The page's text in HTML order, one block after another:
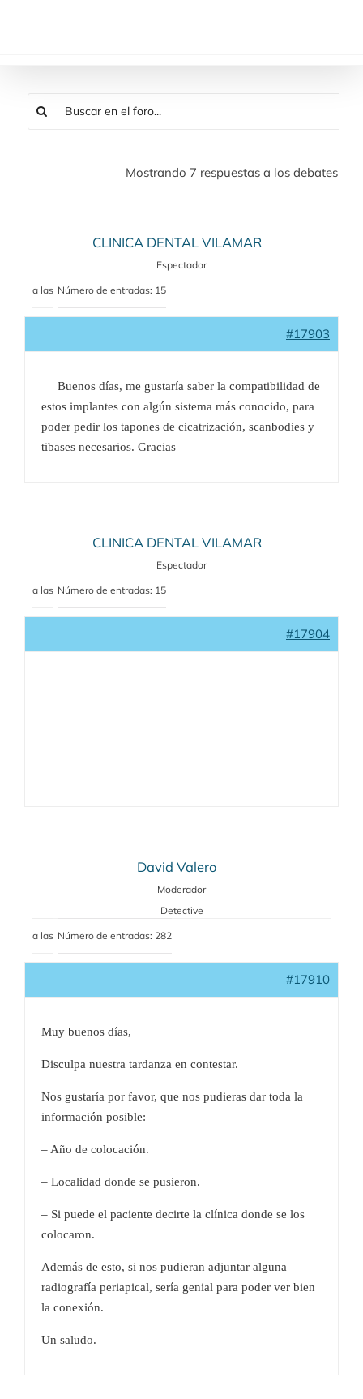
Mostrando 7 respuestas a los debates
CLINICA DENTAL VILAMAR
Espectador
a las Número de entradas: 15
#17903
Buenos días, me gustaría saber la compatibilidad de
estos implantes con algún sistema más conocido, para
poder pedir los tapones de cicatrización, scanbodies y
tibases necesarios. Gracias
CLINICA DENTAL VILAMAR
Espectador
a las Número de entradas: 15
#17904
David Valero
Moderador
Detective
a las Número de entradas: 282
#17910
Muy buenos días,
Disculpa nuestra tardanza en contestar.
Nos gustaría por favor, que nos pudieras dar toda la
información posible:
– Año de colocación.
– Localidad donde se pusieron.
– Si puede el paciente decirte la clínica donde se los
colocaron.
Además de esto, si nos pudieran adjuntar alguna
radiografía periapical, sería genial para poder ver bien
la conexión.
Un saludo.